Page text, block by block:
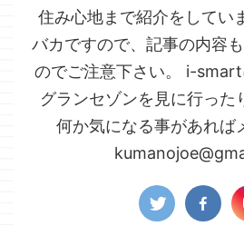
住み心地まで紹介をしてい
バカですので、記事の内容
のでご注意下さい。 i-
グランセゾンを見に行った
何か気になる事があれば